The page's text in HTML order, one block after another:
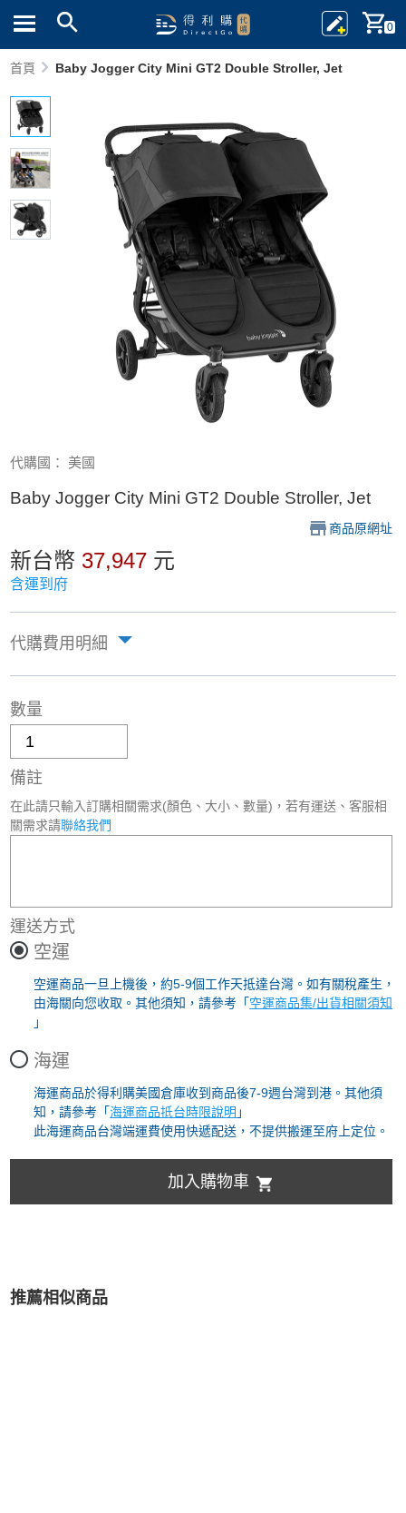
0
首頁 Baby Jogger City Mini GT2 Double Stroller, Jet
代購國： 美國
Baby Jogger City Mini GT2 Double Stroller, Jet
商品原網址
新台幣 37,947 元
含運到府
代購費用明細
數量
備註
在此請只輸入訂購相關需求(顏色、大小、數量)，若有運送、客服相
關需求請聯絡我們
運送方式
空運
空運商品一旦上機後，約5-9個工作天抵達台灣。如有關稅產生，
由海關向您收取。其他須知，請參考「 空運商品集/出貨相關須知
」
海運
海運商品於得利購美國倉庫收到商品後7-9週台灣到港。其他須
知，請參考「海運商品抵台時限說明 」
此海運商品台灣端運費使用快遞配送，不提供搬運至府上定位。
加入購物車
推薦相似商品